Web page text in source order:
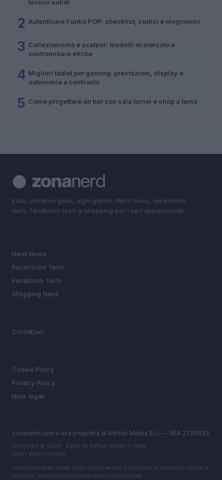
tecnici solidi
2 Autenticare Funko POP: checklist, codici e ologrammi
3 Collezionismo e scalper: modelli di mercato e
contromisure etiche
4 Migliori tablet per gaming: prestazioni, display e
autonomia a confronto
5 Come progettare un bar con sala tornei e shop a tema
Il tuo universo geek, ogni giorno. Nerd news, recensioni
tech, fanatismo tech e shopping per i veri appassionati.
Nerd News
Recensioni Tech
Fanatismo Tech
Shopping Nerd
Contattaci
Cookie Policy
Privacy Policy
Note legali
zonanerd.com è una proprietà di AdHub Media S.r.l. — REA 2729933
Copyright © 2026 · Edito da AdHub Media — Italia
Tutti i diritti riservati
I contenuti sono curati dalla redazione con il supporto di strumenti digitali e
realizzati in collaborazione con autori indipendenti.